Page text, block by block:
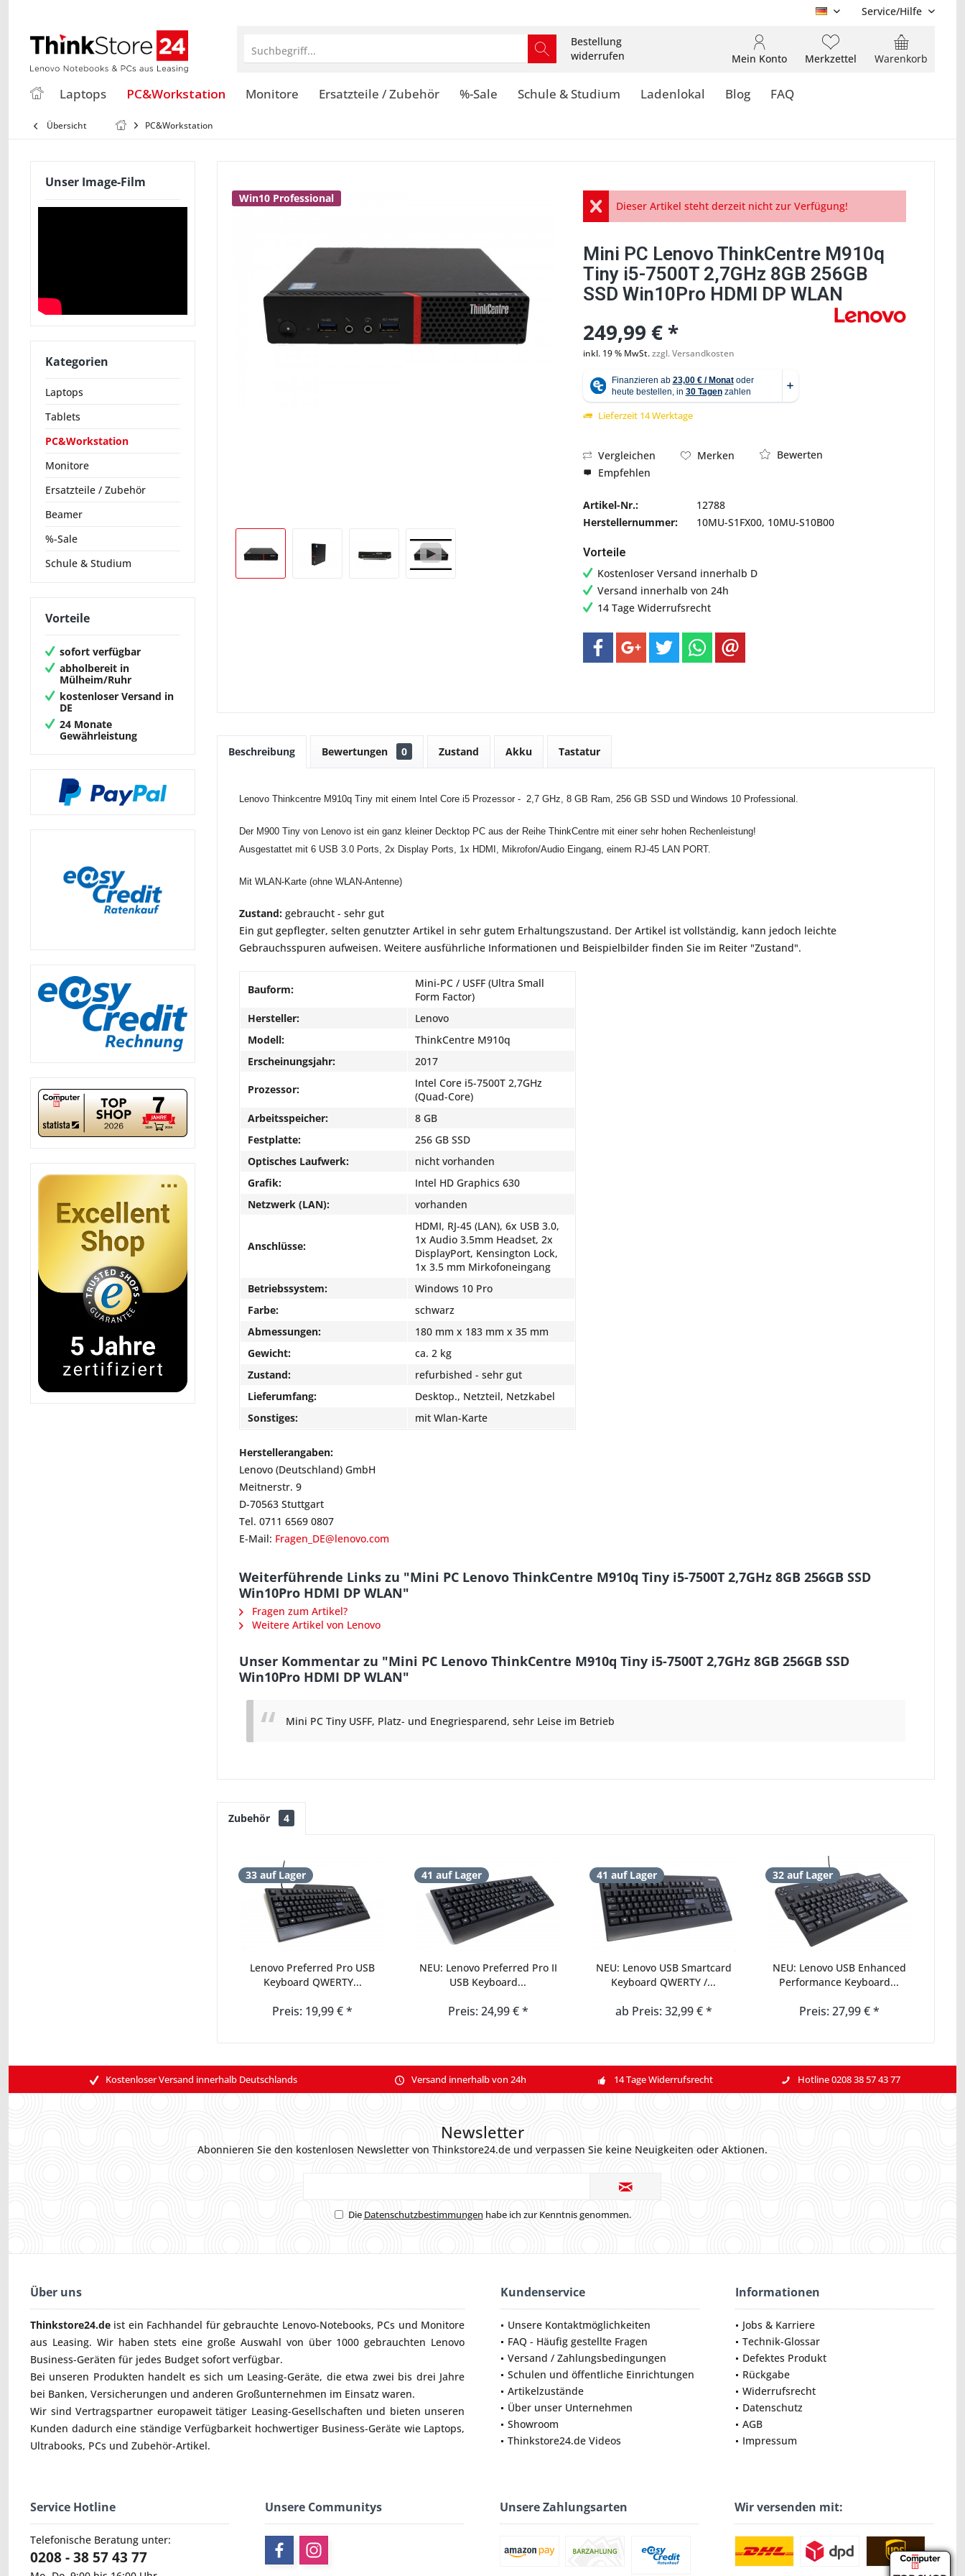
DE Service/Hilfe
Suchbegriff...
Bestellung
widerrufen
Warenkorb
Merkzettel
Mein Konto
Laptops PC&Workstation Monitore Ersatzteile / Zubehör %-Sale Schule & Studium Ladenlokal Blog FAQ
Übersicht PC&Workstation
Unser Image-Film
Kategorien
Laptops
Tablets
PC&Workstation
Monitore
Ersatzteile / Zubehör
Beamer
%-Sale
Schule & Studium
Vorteile
sofort verfügbar
abholbereit in
Mülheim/Ruhr
kostenloser Versand in
DE
24 Monate
Gewährleistung
Win10 Professional
Abbildung ähnlich
Dieser Artikel steht derzeit nicht zur Verfügung!
Mini PC Lenovo ThinkCentre M910q
Tiny i5-7500T 2,7GHz 8GB 256GB
SSD Win10Pro HDMI DP WLAN
249,99 € *
inkl. 19 % MwSt.zzgl. Versandkosten
Lieferzeit 14 Werktage
Vergleichen Merken
Bewerten
Empfehlen
Artikel-Nr.:
12788
Herstellernummer:
10MU-S1FX00, 10MU-S10B00
Vorteile
Kostenloser Versand innerhalb D
Versand innerhalb von 24h
14 Tage Widerrufsrecht
Beschreibung Bewertungen 0 Zustand Akku Tastatur
Lenovo Thinkcentre M910q Tiny mit einem Intel Core i5 Prozessor - 2,7 GHz, 8 GB Ram, 256 GB SSD und Windows 10 Professional.
Der M900 Tiny von Lenovo ist ein ganz kleiner Decktop PC aus der Reihe ThinkCentre mit einer sehr hohen Rechenleistung!
Ausgestattet mit 6 USB 3.0 Ports, 2x Display Ports, 1x HDMI, Mikrofon/Audio Eingang, einem RJ-45 LAN PORT.
Mit WLAN-Karte (ohne WLAN-Antenne)
Zustand: gebraucht - sehr gut
Ein gut gepflegter, selten genutzter Artikel in sehr gutem Erhaltungszustand. Der Artikel ist vollständig, kann jedoch leichte
Gebrauchsspuren aufweisen. Weitere ausführliche Informationen und Beispielbilder finden Sie im Reiter "Zustand".
Bauform:
Mini-PC / USFF (Ultra Small
Form Factor)
Hersteller:
Lenovo
Modell:
ThinkCentre M910q
Erscheinungsjahr:
2017
Prozessor:
Intel Core i5-7500T 2,7GHz
(Quad-Core)
Arbeitsspeicher:
8 GB
Festplatte:
256 GB SSD
Optisches Laufwerk:
nicht vorhanden
Grafik:
Intel HD Graphics 630
Netzwerk (LAN):
vorhanden
Anschlüsse:
HDMI, RJ-45 (LAN), 6x USB 3.0,
1x Audio 3.5mm Headset, 2x
DisplayPort, Kensington Lock,
1x 3.5 mm Mirkofoneingang
Betriebssystem:
Windows 10 Pro
Farbe:
schwarz
Abmessungen:
180 mm x 183 mm x 35 mm
Gewicht:
ca. 2 kg
Zustand:
refurbished - sehr gut
Lieferumfang:
Desktop., Netzteil, Netzkabel
Sonstiges:
mit Wlan-Karte
Herstellerangaben:
Lenovo (Deutschland) GmbH
Meitnerstr. 9
D-70563 Stuttgart
Tel. 0711 6569 0807
E-Mail: Fragen_DE@lenovo.com
Weiterführende Links zu "Mini PC Lenovo ThinkCentre M910q Tiny i5-7500T 2,7GHz 8GB 256GB SSD
Win10Pro HDMI DP WLAN"
Fragen zum Artikel?
Weitere Artikel von Lenovo
Unser Kommentar zu "Mini PC Lenovo ThinkCentre M910q Tiny i5-7500T 2,7GHz 8GB 256GB SSD
Win10Pro HDMI DP WLAN"
Mini PC Tiny USFF, Platz- und Enegriesparend, sehr Leise im Betrieb
Zubehör 4
33 auf Lager
Lenovo Preferred Pro USB
Keyboard QWERTY...
Preis: 19,99 € *
41 auf Lager
NEU: Lenovo Preferred Pro II
USB Keyboard...
Preis: 24,99 € *
41 auf Lager
NEU: Lenovo USB Smartcard
Keyboard QWERTY /...
ab Preis: 32,99 € *
32 auf Lager
NEU: Lenovo USB Enhanced
Performance Keyboard...
Preis: 27,99 € *
Kostenloser Versand innerhalb Deutschlands Versand innerhalb von 24h 14 Tage Widerrufsrecht Hotline 0208 38 57 43 77
Newsletter
Abonnieren Sie den kostenlosen Newsletter von Thinkstore24.de und verpassen Sie keine Neuigkeiten oder Aktionen.
Die Datenschutzbestimmungen habe ich zur Kenntnis genommen.
Über uns
Thinkstore24.de ist ein Fachhandel für gebrauchte Lenovo-Notebooks, PCs und Monitore
aus Leasing. Wir haben stets eine große Auswahl von über 1000 gebrauchten Lenovo
Business-Geräten für jedes Budget sofort verfügbar.
Bei unseren Produkten handelt es sich um Leasing-Geräte, die etwa zwei bis drei Jahre
bei Banken, Versicherungen und anderen Großunternehmen im Einsatz waren.
Wir sind Vertragspartner europaweit tätiger Leasing-Gesellschaften und bieten unseren
Kunden dadurch eine ständige Verfügbarkeit hochwertiger Business-Geräte wie Laptops,
Ultrabooks, PCs und Zubehör-Artikel.
Kundenservice
Unsere Kontaktmöglichkeiten
FAQ - Häufig gestellte Fragen
Versand / Zahlungsbedingungen
Schulen und öffentliche Einrichtungen
Artikelzustände
Über unser Unternehmen
Showroom
Thinkstore24.de Videos
Informationen
Jobs & Karriere
Technik-Glossar
Defektes Produkt
Rückgabe
Widerrufsrecht
Datenschutz
AGB
Impressum
Service Hotline
Telefonische Beratung unter:
0208 - 38 57 43 77
Unsere Communitys Unsere Zahlungsarten Wir versenden mit: